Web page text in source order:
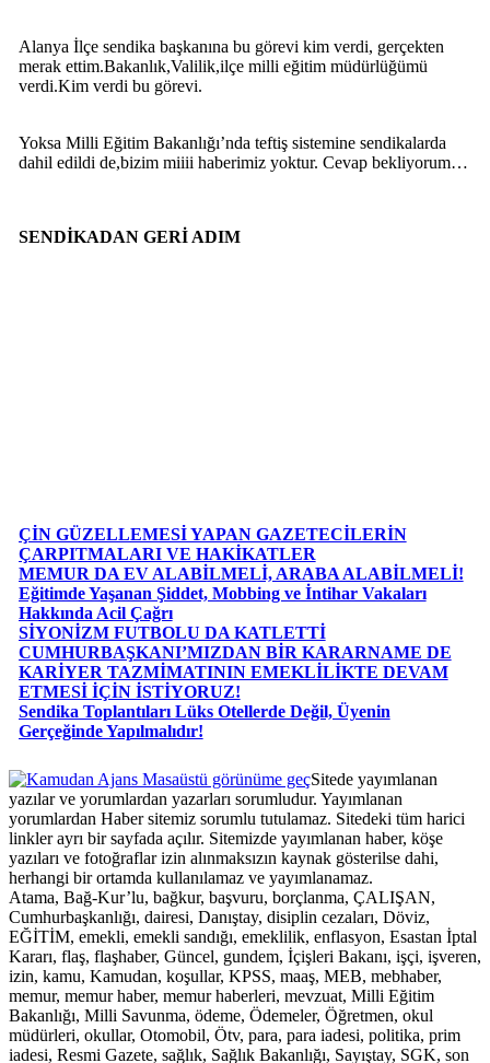
Alanya İlçe sendika başkanına bu görevi kim verdi, gerçekten
merak ettim.Bakanlık,Valilik,ilçe milli eğitim müdürlüğümü
verdi.Kim verdi bu görevi.
Yoksa Milli Eğitim Bakanlığı’nda teftiş sistemine sendikalarda
dahil edildi de,bizim miiii haberimiz yoktur. Cevap bekliyorum…
SENDİKADAN GERİ ADIM
ÇİN GÜZELLEMESİ YAPAN GAZETECİLERİN
ÇARPITMALARI VE HAKİKATLER
MEMUR DA EV ALABİLMELİ, ARABA ALABİLMELİ!
Eğitimde Yaşanan Şiddet, Mobbing ve İntihar Vakaları
Hakkında Acil Çağrı
SİYONİZM FUTBOLU DA KATLETTİ
CUMHURBAŞKANI’MIZDAN BİR KARARNAME DE
KARİYER TAZMİMATININ EMEKLİLİKTE DEVAM
ETMESİ İÇİN İSTİYORUZ!
Sendika Toplantıları Lüks Otellerde Değil, Üyenin
Gerçeğinde Yapılmalıdır!
Masaüstü görünüme geçSitede yayımlanan
yazılar ve yorumlardan yazarları sorumludur. Yayımlanan
yorumlardan Haber sitemiz sorumlu tutulamaz. Sitedeki tüm harici
linkler ayrı bir sayfada açılır. Sitemizde yayımlanan haber, köşe
yazıları ve fotoğraflar izin alınmaksızın kaynak gösterilse dahi,
herhangi bir ortamda kullanılamaz ve yayımlanamaz.
Atama, Bağ-Kur’lu, bağkur, başvuru, borçlanma, ÇALIŞAN,
Cumhurbaşkanlığı, dairesi, Danıştay, disiplin cezaları, Döviz,
EĞİTİM, emekli, emekli sandığı, emeklilik, enflasyon, Esastan İptal
Kararı, flaş, flaşhaber, Güncel, gundem, İçişleri Bakanı, işçi, işveren,
izin, kamu, Kamudan, koşullar, KPSS, maaş, MEB, mebhaber,
memur, memur haber, memur haberleri, mevzuat, Milli Eğitim
Bakanlığı, Milli Savunma, ödeme, Ödemeler, Öğretmen, okul
müdürleri, okullar, Otomobil, Ötv, para, para iadesi, politika, prim
iadesi, Resmi Gazete, sağlık, Sağlık Bakanlığı, Sayıştay, SGK, son